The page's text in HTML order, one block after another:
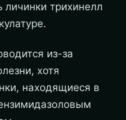
трихинелл
из-за
хотя
находящиеся в